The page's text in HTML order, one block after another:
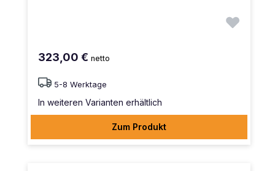
323,00 € netto
5-8 Werktage
In weiteren Varianten erhältlich
Zum Produkt